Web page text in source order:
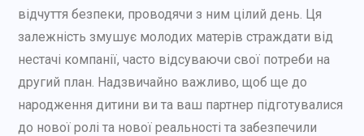
відчуття безпеки, проводячи з ним цілий день. Ця
залежність змушує молодих матерів страждати від
нестачі компанії, часто відсуваючи свої потреби на
другий план. Надзвичайно важливо, щоб ще до
народження дитини ви та ваш партнер підготувалися
до нової ролі та нової реальності та забезпечили